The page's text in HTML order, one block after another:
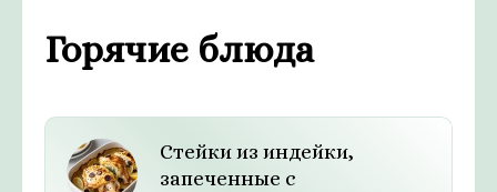
Горячие блюда
Стейки из индейки,
запеченные с